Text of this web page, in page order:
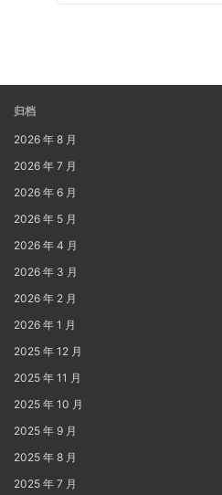
归档
2026 年 8 月
2026 年 7 月
2026 年 6 月
2026 年 5 月
2026 年 4 月
2026 年 3 月
2026 年 2 月
2026 年 1 月
2025 年 12 月
2025 年 11 月
2025 年 10 月
2025 年 9 月
2025 年 8 月
2025 年 7 月